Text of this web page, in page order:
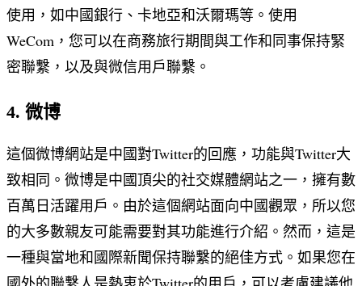
使用，如中國銀行、卡地亞和沃爾瑪等。使用
WeCom，您可以在商務旅行期間與工作和同事保持緊
密聯繫，以及與微信用戶聯繫。
4. 微博
這個微博網站是中國對Twitter的回應，功能與Twitter大
致相同。微博是中國頂尖的社交媒體網站之一，擁有數
百萬日活躍用戶。由於這個網站面向中國觀眾，所以您
的大多數親友可能需要對其功能進行介紹。然而，這是
一種與當地和國際新聞保持聯繫的絕佳方式。如果您在